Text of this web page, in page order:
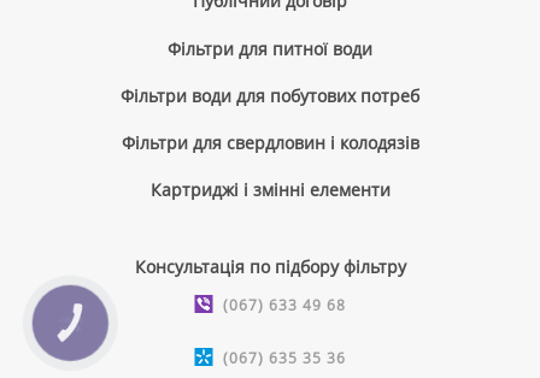
Фільтри для питної води
Фільтри води для побутових потреб
Фільтри для свердловин і колодязів
Картриджі і змінні елементи
Консультація по підбору фільтру
(067) 633 49 68
(067) 635 35 36
КНОПКА
ЗВ'ЯЗКУ